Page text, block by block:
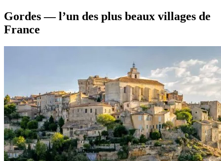
Gordes — l’un des plus beaux villages de
France